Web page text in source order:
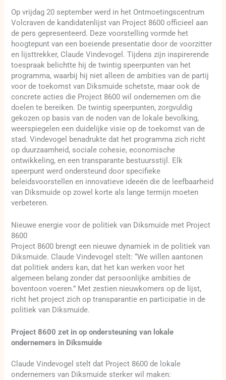
Op vrijdag 20 september werd in het Ontmoetingscentrum
Volcraven de kandidatenlijst van Project 8600 officieel aan
de pers gepresenteerd. Deze voorstelling vormde het
hoogtepunt van een boeiende presentatie door de voorzitter
en lijsttrekker, Claude Vindevogel. Tijdens zijn inspirerende
toespraak belichtte hij de twintig speerpunten van het
programma, waarbij hij niet alleen de ambities van de partij
voor de toekomst van Diksmuide schetste, maar ook de
concrete acties die Project 8600 wil ondernemen om die
doelen te bereiken. De twintig speerpunten, zorgvuldig
gekozen op basis van de noden van de lokale bevolking,
weerspiegelen een duidelijke visie op de toekomst van de
stad. Vindevogel benadrukte dat het programma zich richt
op duurzaamheid, sociale cohesie, economische
ontwikkeling, en een transparante bestuursstijl. Elk
speerpunt werd ondersteund door specifieke
beleidsvoorstellen en innovatieve ideeën die de leefbaarheid
van Diksmuide op zowel korte als lange termijn moeten
verbeteren.
Nieuwe energie voor de politiek van Diksmuide met Project
8600
Project 8600 brengt een nieuwe dynamiek in de politiek van
Diksmuide. Claude Vindevogel stelt: “We willen aantonen
dat politiek anders kan, dat het kan werken voor het
algemeen belang zonder dat persoonlijke ambities de
boventoon voeren.” Met zestien nieuwkomers op de lijst,
richt het project zich op transparantie en participatie in de
politiek van Diksmuide.
Project 8600 zet in op ondersteuning van lokale
ondernemers in Diksmuide
Claude Vindevogel stelt dat Project 8600 de lokale
ondernemers van Diksmuide sterker wil maken: